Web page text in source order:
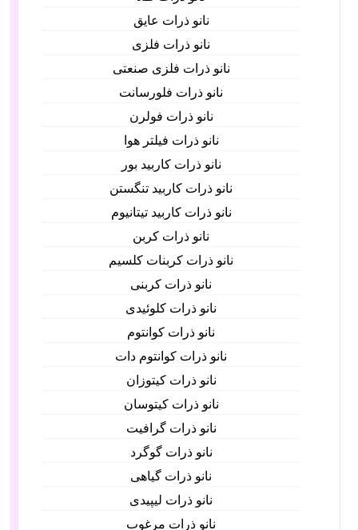
نانو ذرات عایق
نانو ذرات فلزی
نانو ذرات فلزی صنعتی
نانو ذرات فلورسانت
نانو ذرات فولرن
نانو ذرات فیلتر هوا
نانو ذرات کاربید بور
نانو ذرات کاربید تنگستن
نانو ذرات کاربید تیتانیوم
نانو ذرات کربن
نانو ذرات کربنات کلسیم
نانو ذرات کربنی
نانو ذرات کلوئیدی
نانو ذرات کوانتوم
نانو ذرات کوانتوم دات
نانو ذرات کیتوزان
نانو ذرات کیتوسان
نانو ذرات گرافیت
نانو ذرات گوگرد
نانو ذرات گیاهی
نانو ذرات لیپیدی
نانو ذرات مرغوب